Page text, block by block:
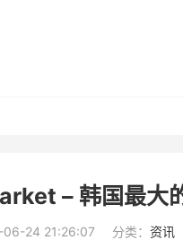
– 韩国最大
06-24 21:26:07 分类： 资讯